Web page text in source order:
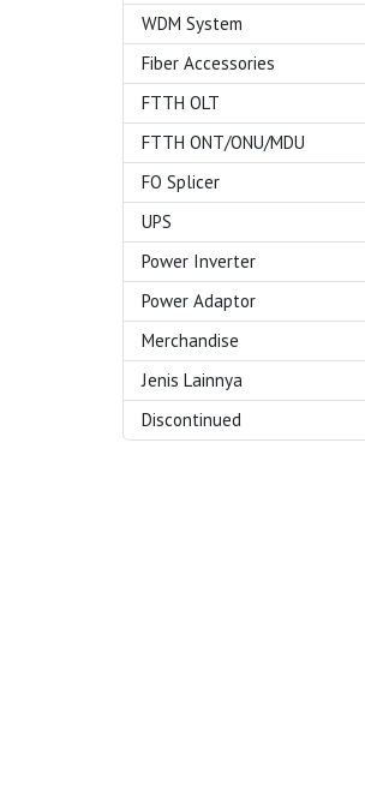
WDM System
Fiber Accessories
FTTH OLT
FTTH ONT/ONU/MDU
FO Splicer
UPS
Power Inverter
Power Adaptor
Merchandise
Jenis Lainnya
Discontinued